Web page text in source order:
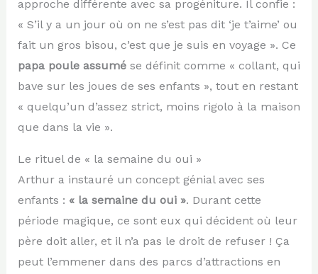
approche différente avec sa progéniture. Il confie :
« S’il y a un jour où on ne s’est pas dit ‘je t’aime’ ou
fait un gros bisou, c’est que je suis en voyage ». Ce
papa poule assumése définit comme « collant, qui
bave sur les joues de ses enfants », tout en restant
« quelqu’un d’assez strict, moins rigolo à la maison
que dans la vie ».
Le rituel de « la semaine du oui »
Arthur a instauré un concept génial avec ses
enfants : « la semaine du oui ». Durant cette
période magique, ce sont eux qui décident où leur
père doit aller, et il n’a pas le droit de refuser ! Ça
peut l’emmener dans des parcs d’attractions en